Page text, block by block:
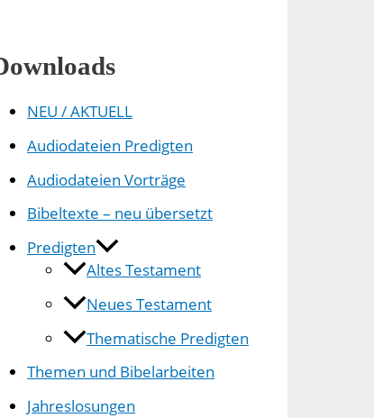
NEU / AKTUELL
Audiodateien Predigten
Audiodateien Vorträge
Bibeltexte – neu übersetzt
Predigten
Altes Testament
Neues Testament
Thematische Predigten
Themen und Bibelarbeiten
Jahreslosungen